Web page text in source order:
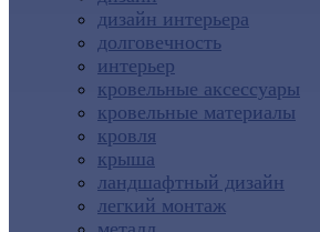
дизайн интерьера
долговечность
интерьер
кровельные аксессуары
кровельные материалы
кровля
крыша
ландшафтный дизайн
легкий монтаж